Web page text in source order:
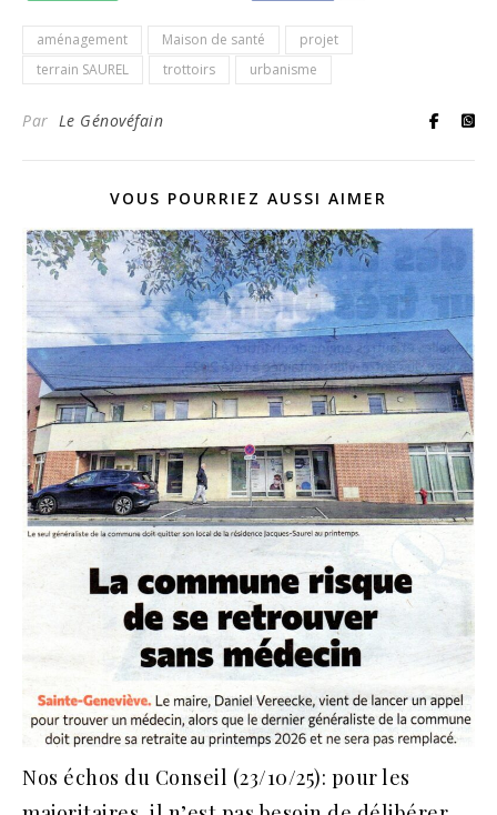
aménagement Maison de santé
projet
terrain SAUREL
trottoirs urbanisme
Par Le Génovéfain
VOUS POURRIEZ AUSSI AIMER
Nos échos du Conseil (23/10/25): pour les